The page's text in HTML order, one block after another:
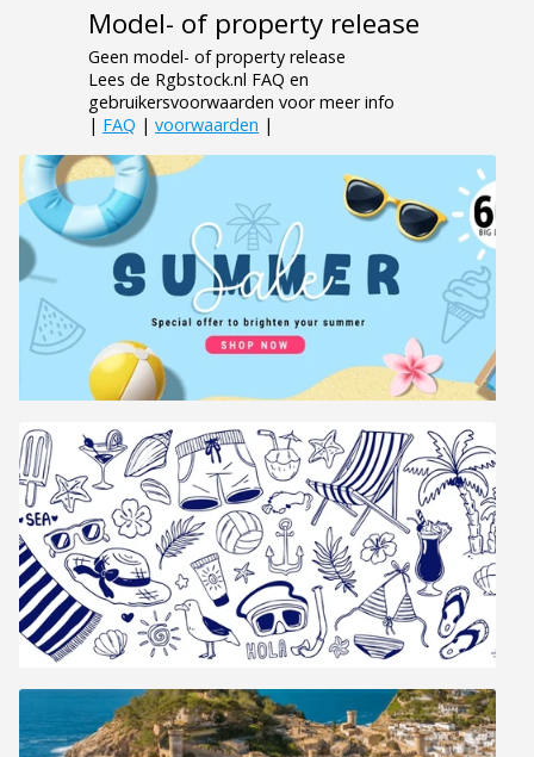
Model- of property release
Geen model- of property release
Lees de Rgbstock.nl FAQ en
gebruikersvoorwaarden voor meer info
| FAQ | voorwaarden |